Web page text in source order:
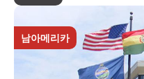
남아메리카